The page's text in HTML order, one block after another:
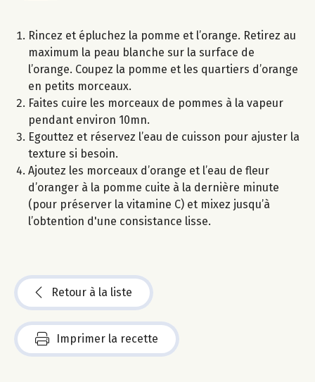
Rincez et épluchez la pomme et l’orange. Retirez au
maximum la peau blanche sur la surface de
l’orange. Coupez la pomme et les quartiers d’orange
en petits morceaux.
Faites cuire les morceaux de pommes à la vapeur
pendant environ 10mn.
Egouttez et réservez l’eau de cuisson pour ajuster la
texture si besoin.
Ajoutez les morceaux d’orange et l’eau de fleur
d’oranger à la pomme cuite à la dernière minute
(pour préserver la vitamine C) et mixez jusqu’à
l’obtention d'une consistance lisse.
Retour à la liste
Imprimer la recette